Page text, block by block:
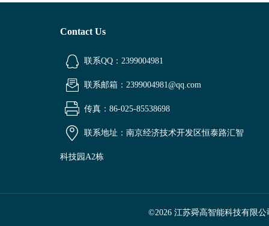
Contact Us
联系QQ：2399004981
联系邮箱：2399004981@qq.com
传真：86-025-85538698
联系地址：南京经济技术开发区恒泰路汇智
科技园A2栋
©2026 江苏舜高智能科技有限